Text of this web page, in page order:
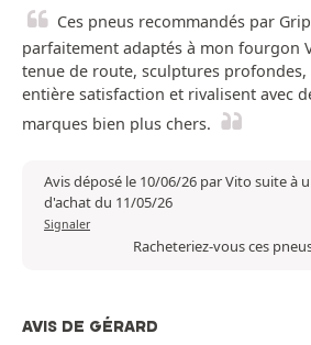
Ces pneus recommandés par
parfaitement adaptés à mon fourgon
tenue de route, sculptures
entière satisfaction et rivalisent avec
marques bien plus chers.
Avis déposé le 10/06/26 par Vito suite à
d'achat du 11/05/26
Signaler
Racheteriez-vous ces
AVIS DE GÉRARD